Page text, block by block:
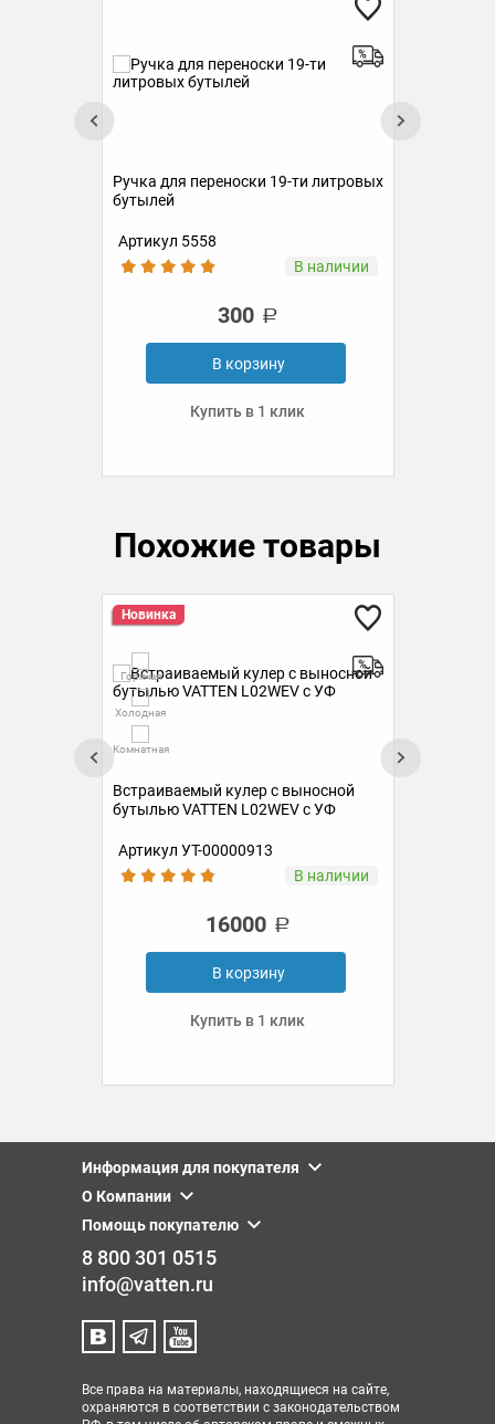
Ручка для переноски 19-ти литровых
бутылей
Артикул 5558
В наличии
300
В корзину
Купить в 1 клик
Похожие товары
Новинка
Горячая
Холодная
Комнатная
Встраиваемый кулер с выносной
бутылью VATTEN L02WEV c УФ
Артикул УТ-00000913
В наличии
16000
В корзину
Купить в 1 клик
Информация для покупателя
О Компании
Помощь покупателю
8 800 301 0515
info@vatten.ru
Все права на материалы, находящиеся на сайте,
охраняются в соответствии с законодательством